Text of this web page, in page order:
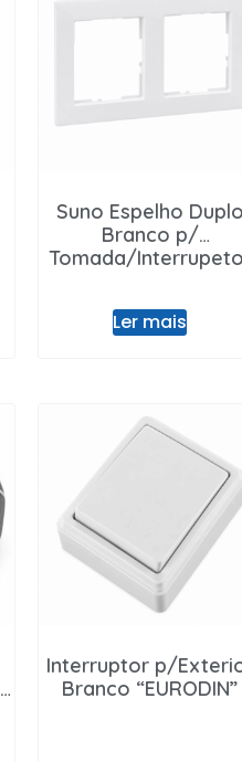
Suno Espelho
Branco p/
Tomada/
Ler mais
Interruptor p/
Branco “EURODIN”